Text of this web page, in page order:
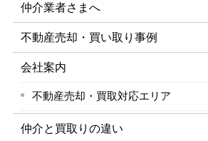
仲介業者さまへ
不動産売却・買い取り事例
会社案内
不動産売却・買取対応エリア
仲介と買取りの違い